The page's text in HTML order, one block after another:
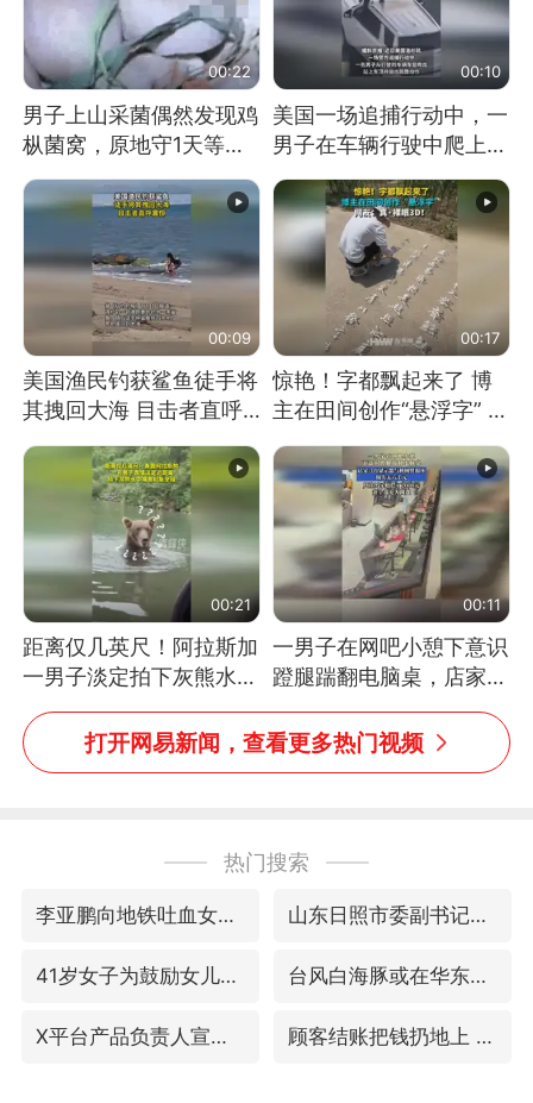
00:22
男子上山采菌偶然发现鸡
枞菌窝，原地守1天等它
长大：挖了140多朵
00:10
美国一场追捕行动中，一
男子在车辆行驶中爬上车
顶跳舞。（新京报）
00:09
美国渔民钓获鲨鱼徒手将
其拽回大海 目击者直呼
震惊 （视频来源：参考
00:17
惊艳！字都飘起来了 博
主在田间创作“悬浮字” 网
友：真·裸眼3D！
00:21
距离仅几英尺！阿拉斯加
一男子淡定拍下灰熊水中
捕食鲑鱼全程
00:11
一男子在网吧小憩下意识
蹬腿踹翻电脑桌，店家3
台显示器与机械臂损坏
打开网易新闻，查看更多热门视频
热门搜索
李亚鹏向地铁吐血女孩捐99999元 山东日照市委副书记王峰被查
41岁女子为鼓励女儿考上985研究生 台风白海豚或在华东沿海登陆
X平台产品负责人宣布离职 顾客结账把钱扔地上 服务员霸气扔回